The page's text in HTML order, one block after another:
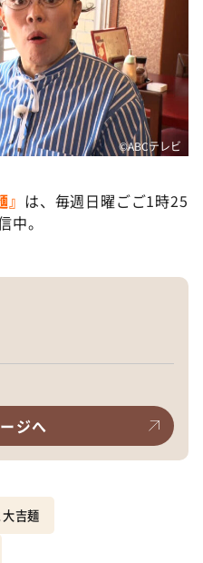
©️ABCテレビ
は、毎週日曜ごご1時25
中。
ジへ
吉麺